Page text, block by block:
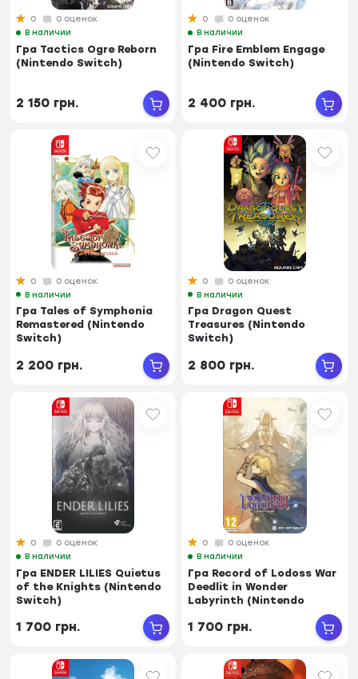
0
0 оценок
В наличии
Гра Tactics Ogre Reborn
(Nintendo Switch)
2 150 грн.
0
0 оценок
В наличии
Гра Fire Emblem Engage
(Nintendo Switch)
2 400 грн.
0
0 оценок
В наличии
Гра Tales of Symphonia
Remastered (Nintendo
Switch)
2 200 грн.
0
0 оценок
В наличии
Гра Dragon Quest
Treasures (Nintendo
Switch)
2 800 грн.
0
0 оценок
В наличии
Гра ENDER LILIES Quietus
of the Knights (Nintendo
Switch)
1 700 грн.
0
0 оценок
В наличии
Гра Record of Lodoss War
Deedlit in Wonder
Labyrinth (Nintendo
1 700 грн.